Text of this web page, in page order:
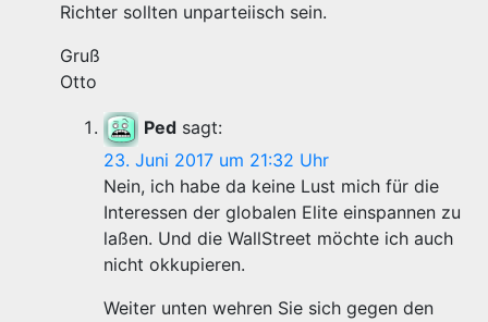
Richter sollten unparteiisch sein.
Gruß
Otto
Ped sagt:
23. Juni 2017 um 21:32 Uhr
Nein, ich habe da keine Lust mich für die
Interessen der globalen Elite einspannen zu
laßen. Und die WallStreet möchte ich auch
nicht okkupieren.
Weiter unten wehren Sie sich gegen den